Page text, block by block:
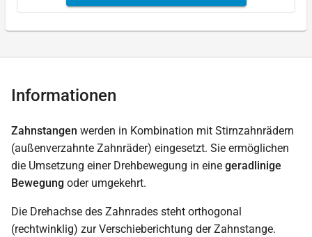
Informationen
Zahnstangen werden in Kombination mit Stirnzahnrädern
(außenverzahnte Zahnräder) eingesetzt. Sie ermöglichen
die Umsetzung einer Drehbewegung in eine geradlinige
Bewegung oder umgekehrt.
Die Drehachse des Zahnrades steht orthogonal
(rechtwinklig) zur Verschieberichtung der Zahnstange.